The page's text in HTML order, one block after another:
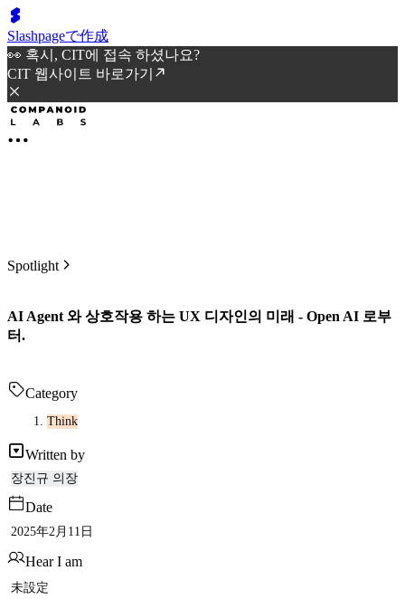
Slashpageで作成
👀 혹시, CIT에 접속 하셨나요?
CIT 웹사이트 바로가기
Spotlight
AI Agent 와 상호작용 하는 UX 디자인의 미래 - Open AI 로부
터.
Category
Think
Written by
장진규 의장
Date
2025年2月11日
Hear I am
未設定